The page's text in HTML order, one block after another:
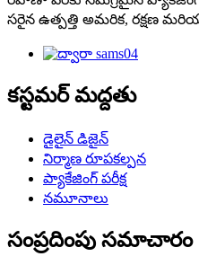
సరైన ఉత్పత్తి అమరిక, రక్షణ
కస్టమర్ మద్దతు
డైలైన్ డిజైన్
నిర్మాణ రూపకల్పన
ప్యాకేజింగ్ పరీక్ష
నమూనాలు
సంప్రదింపు సమాచారం